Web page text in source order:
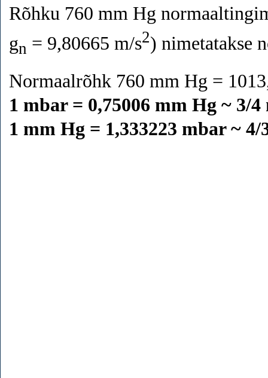
Rõhku 760 mm Hg
gn = 9,80665 m/s2) nimetatakse
Normaalrõhk 760 mm Hg =
1 mbar = 0,75006 mm Hg ~ 3/
1 mm Hg = 1,333223 mbar ~